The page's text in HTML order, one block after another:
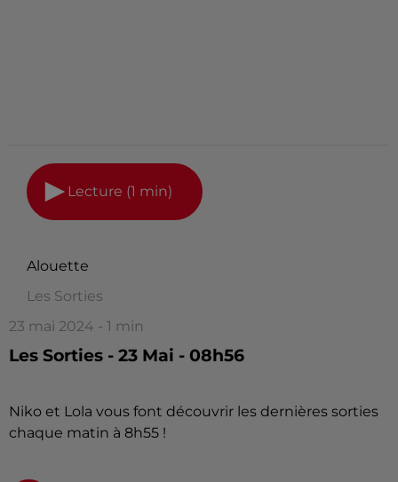
Lecture (1 min)
Alouette
Les Sorties
23 mai 2024 - 1 min
Les Sorties - 23 Mai - 08h56
Niko et Lola vous font découvrir les dernières sorties
chaque matin à 8h55 !